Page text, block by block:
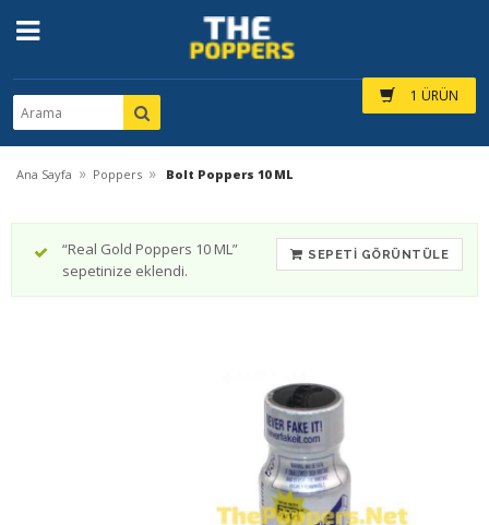
1 ÜRÜN
Ana Sayfa » Poppers » Bolt Poppers 10 ML
SEPETI GÖRÜNTÜLE
“Real Gold Poppers 10 ML”
sepetinize eklendi.